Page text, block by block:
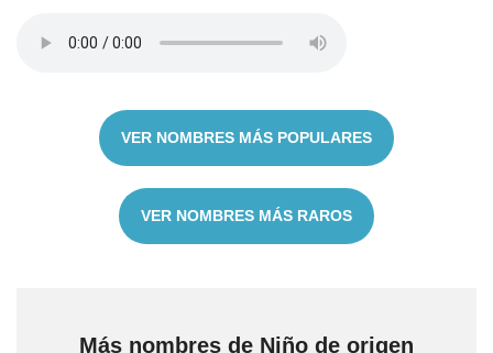
VER NOMBRES MÁS POPULARES
VER NOMBRES MÁS RAROS
Más nombres de Niño de origen